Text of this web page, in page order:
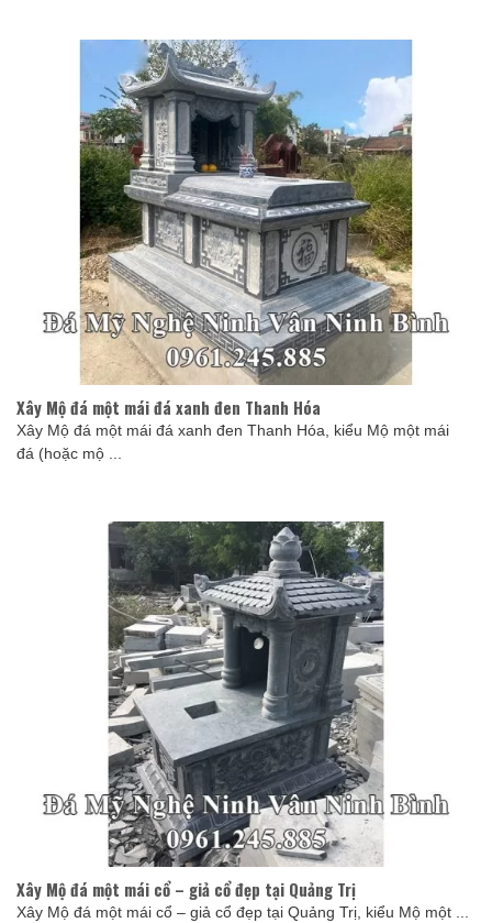
Xây Mộ đá một mái đá xanh đen Thanh Hóa
Xây Mộ đá một mái đá xanh đen Thanh Hóa, kiểu Mộ một mái
đá (hoặc mộ ...
Xây Mộ đá một mái cổ – giả cổ đẹp tại Quảng Trị
Xây Mộ đá một mái cổ – giả cổ đẹp tại Quảng Trị, kiểu Mộ một ...